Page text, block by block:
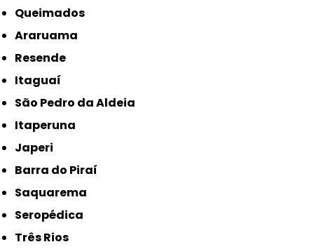
Queimados
Araruama
Resende
Itaguaí
São Pedro da Aldeia
Itaperuna
Japeri
Barra do Piraí
Saquarema
Seropédica
Três Rios